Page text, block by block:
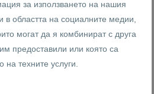
за използването на нашия
в областта на социалните медии,
могат да я комбинират с друга
предоставили или която са
на техните услуги.